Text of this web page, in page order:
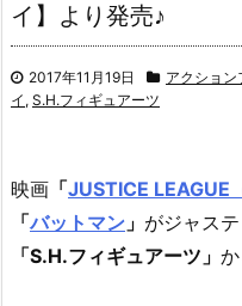
イ】より発売♪
2017年11月19日 アクション
イ , S.H.フィギュアーツ
映画 「JUSTICE LEAGUE
「バットマン 」 がジャス
「S.H.フィギュアーツ」